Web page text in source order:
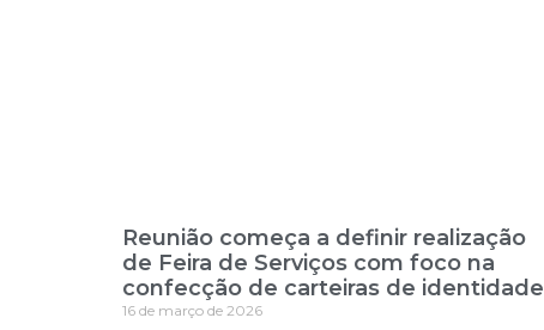
Reunião começa a definir realização
de Feira de Serviços com foco na
confecção de carteiras de identidade
16 de março de 2026